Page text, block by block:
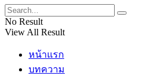
No Result
View All Result
หน้าแรก
บทความ